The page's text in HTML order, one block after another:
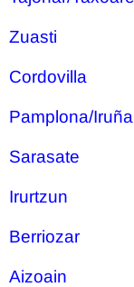
Zuasti
Cordovilla
Pamplona/Iruña
Sarasate
Irurtzun
Berriozar
Aizoain